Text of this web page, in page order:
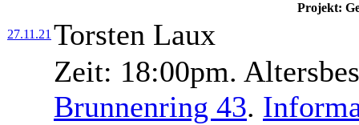
Projekt:
27.11.21 Torsten Laux
Zeit: 18:00pm.
Brunnenring 43.